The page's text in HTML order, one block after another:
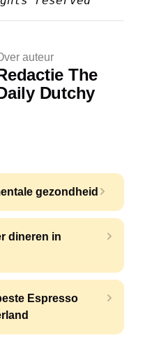
auteur
The
Dutchy
gezondheid
dineren in
Espresso